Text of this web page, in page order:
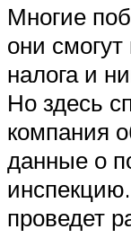
Многие
они
налога и
Но здесь
компания
данные о
проведет